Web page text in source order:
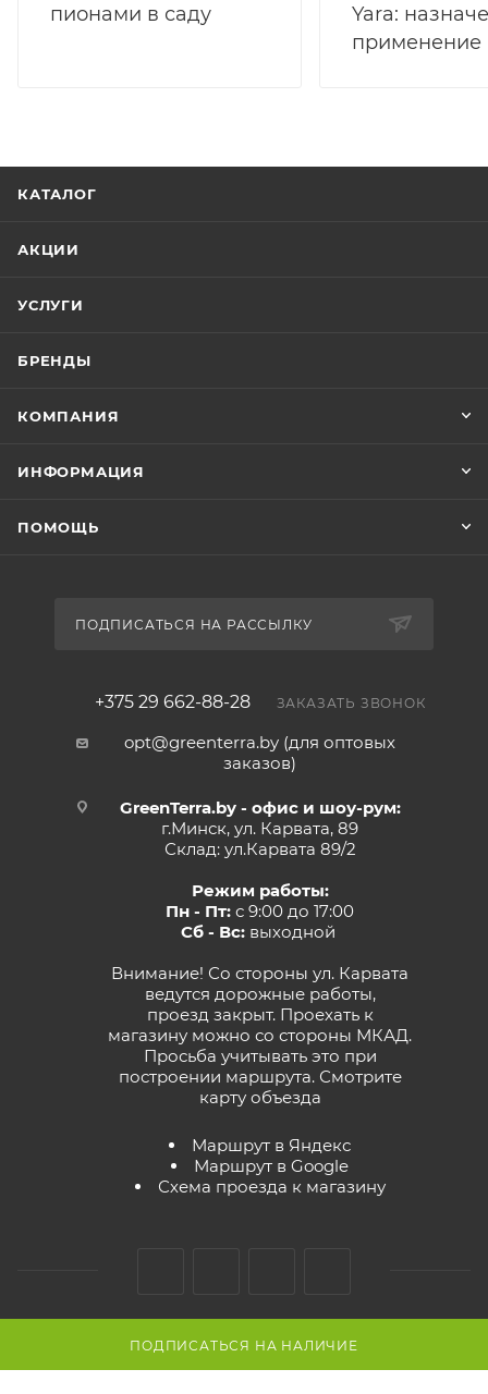
ПОДПИСАТЬСЯ НА НАЛИЧИЕ
пионами в саду
Yara:
применение
КАТАЛОГ
АКЦИИ
УСЛУГИ
БРЕНДЫ
КОМПАНИЯ
ИНФОРМАЦИЯ
ПОМОЩЬ
ПОДПИСАТЬСЯ НА РАССЫЛКУ
+375 29 662-88-28 ЗАКАЗАТЬ ЗВОНОК
opt@greenterra.by (для оптовых
заказов)
GreenTerra.by - офис и шоу-рум:
г.Минск, ул. Карвата, 89
Склад: ул.Карвата 89/2
Режим работы:
Пн - Пт: с 9:00 до 17:00
Сб - Вс:выходной
Внимание! Со стороны ул. Карвата
ведутся дорожные работы,
проезд закрыт. Проехать к
магазину можно со стороны МКАД.
Просьба учитывать это при
построении маршрута. Смотрите
карту объезда
Маршрут в Яндекс
Маршрут в Google
Схема проезда к магазину
2026 © GreenTerra.by - интернет-магазин